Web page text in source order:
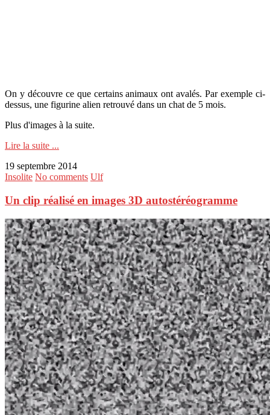
On y découvre ce que certains animaux ont avalés. Par exemple ci-
dessus, une figurine alien retrouvé dans un chat de 5 mois.
Plus d'images à la suite.
Lire la suite ...
19 septembre 2014
Insolite No comments Ulf
Un clip réalisé en images 3D autostéréogramme